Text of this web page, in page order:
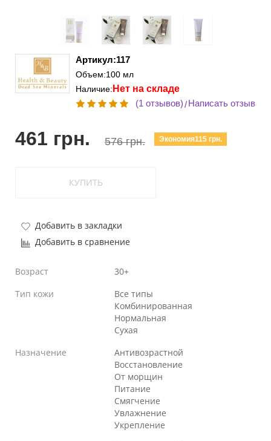
Артикул:117
Объем:100 мл
Наличие: Нет на складе
(1 отзывов)/Написать отзыв
461 грн. 576 грн. Экономия115 грн.
КУПИТЬ
Добавить в закладки
Добавить в сравнение
Возраст
30+
Тип кожи
Все типы
Комбинированная
Нормальная
Сухая
Назначение
Антивозрастной
Восстановление
От морщин
Питание
Смягчение
Увлажнение
Укрепление